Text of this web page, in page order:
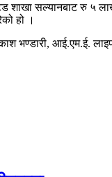
शाखा सल्यानबाट रु ५
हो ।
भण्डारी, आई.एम.ई.